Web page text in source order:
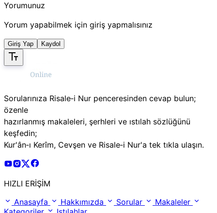
Yorumunuz
Yorum yapabilmek için giriş yapmalısınız
Giriş Yap Kaydol
Sorularınıza Risale‑i Nur penceresinden cevap bulun;
özenle
hazırlanmış makaleleri, şerhleri ve ıstılah sözlüğünü
keşfedin;
Kur'ân‑ı Kerîm, Cevşen ve Risale‑i Nur'a tek tıkla ulaşın.
Risale Online Youtube Hesabı
Risale Online Instagram Hesabı
Risale Online X Hesabı
HIZLI ERİŞİM
Anasayfa
Hakkımızda Sorular
Makaleler